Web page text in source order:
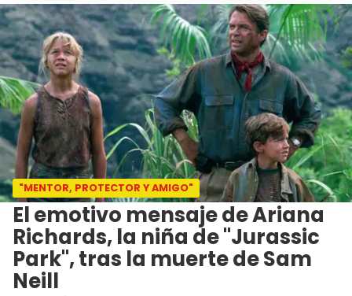
"MENTOR, PROTECTOR Y AMIGO"
El emotivo mensaje de Ariana
Richards, la niña de "Jurassic
Park", tras la muerte de Sam
Neill